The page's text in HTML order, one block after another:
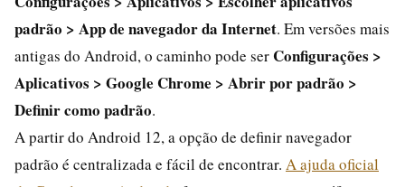
padrão > App de navegador da Internet. Em versões mais
antigas do Android, o caminho pode ser Configurações >
Aplicativos > Google Chrome > Abrir por padrão >
Definir como padrão.
A partir do Android 12, a opção de definir navegador
padrão é centralizada e fácil de encontrar. A ajuda oficial